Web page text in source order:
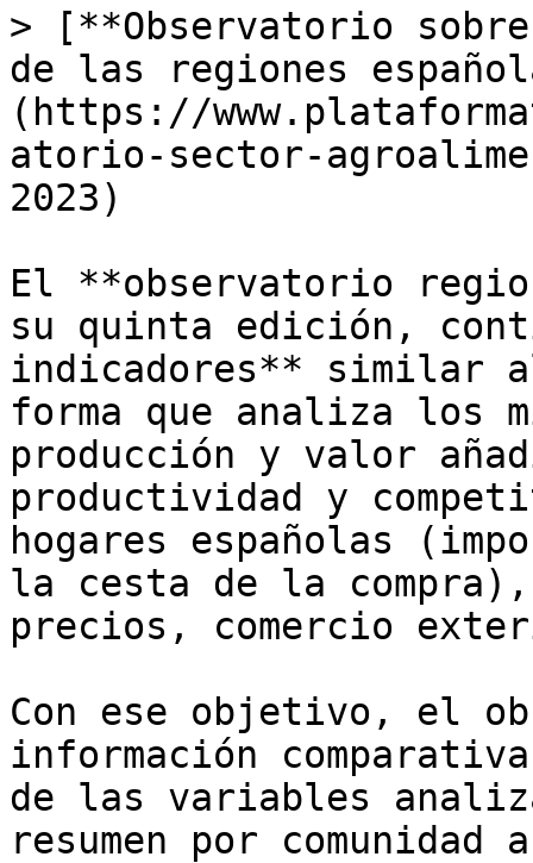
> [**Observatorio
de las regiones
(https://
atorio-sector-
2023)
El **observatorio
su quinta edición,
indicadores** similar
forma que analiza los
producción y valor
productividad y
hogares españolas
la cesta de la
precios, comercio
Con ese objetivo, el
información
de las variables
resumen por comunidad